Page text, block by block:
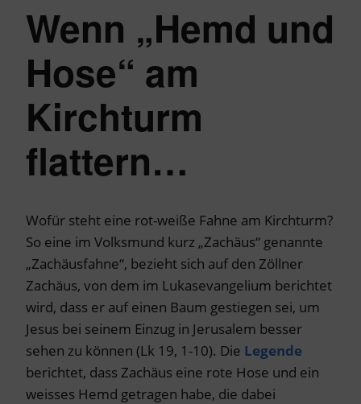
Wenn „Hemd und
Hose“ am
Kirchturm
flattern…
Wofür steht eine rot-weiße Fahne am Kirchturm?
So eine im Volksmund kurz „Zachäus“ genannte
„Zachäusfahne“, bezieht sich auf den Zöllner
Zachäus, von dem im Lukasevangelium berichtet
wird, dass er auf einen Baum gestiegen sei, um
Jesus bei seinem Einzug in Jerusalem besser
sehen zu können (Lk 19, 1-10). Die Legende
berichtet, dass Zachäus eine rote Hose und ein
weisses Hemd getragen habe, die dabei